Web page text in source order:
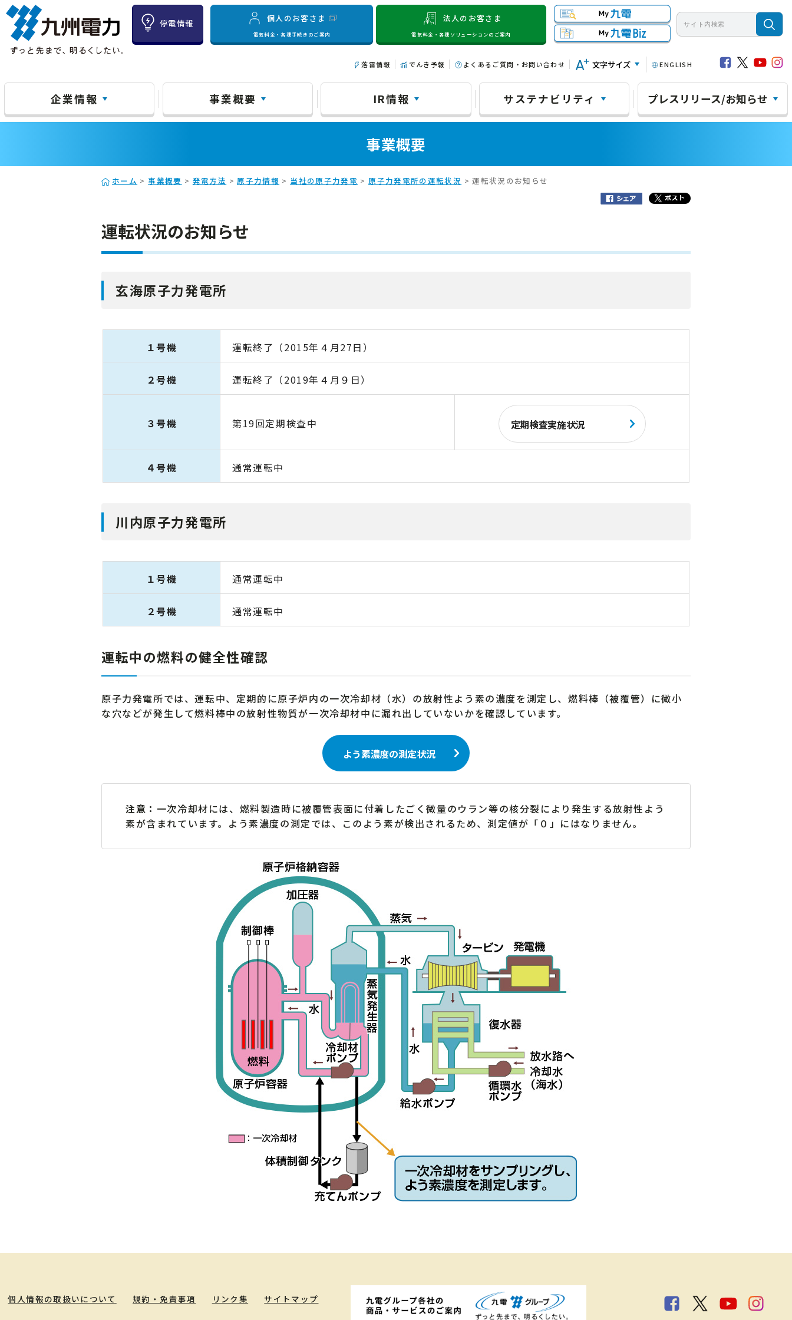
停電情報
個人のお客さま
電気料金・各種手続きのご案内
法人のお客さま
電気料金・各種ソリューションのご案内
落雷情報 でんき予報 よくあるご質問・お問い合わせ 文字サイズ ENGLISH
企業情報 事業概要 IR情報 サステナビリティ プレスリリース/お知らせ
事業概要
ホーム >事業概要 > 発電方法 >原子力情報 > 当社の原子力発電 >原子力発電所の運転状況 > 運転状況のお知らせ
運転状況のお知らせ
玄海原子力発電所
１号機 運転終了（2015年４月27日）
２号機 運転終了（2019年４月９日）
３号機 第19回定期検査中 定期検査実施状況
４号機 通常運転中
川内原子力発電所
１号機 通常運転中
２号機 通常運転中
運転中の燃料の健全性確認
原子力発電所では、運転中、定期的に原子炉内の一次冷却材（水）の放射性よう素の濃度を測定し、燃料棒（被覆管）に微小
な穴などが発生して燃料棒中の放射性物質が一次冷却材中に漏れ出していないかを確認しています。
よう素濃度の測定状況
注意： 一次冷却材には、燃料製造時に被覆管表面に付着したごく微量のウラン等の核分裂により発生する放射性よう
素が含まれています。よう素濃度の測定では、このよう素が検出されるため、測定値が「０」にはなりません。
個人情報の取扱いについて 規約・免責事項 リンク集 サイトマップ